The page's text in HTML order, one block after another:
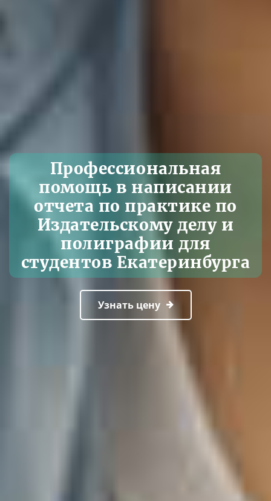
Профессиональная
помощь в написании
отчета по практике по
Издательскому делу и
полиграфии для
студентов Екатеринбурга
Узнать цену